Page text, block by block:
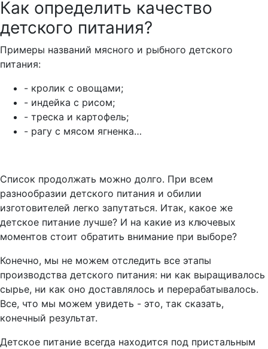
Как определить качество
детского питания?
Примеры названий мясного и рыбного детского
питания:
- кролик с овощами;
- индейка с рисом;
- треска и картофель;
- рагу с мясом ягненка…
Список продолжать можно долго. При всем
разнообразии детского питания и обилии
изготовителей легко запутаться. Итак, какое же
детское питание лучше? И на какие из ключевых
моментов стоит обратить внимание при выборе?
Конечно, мы не можем отследить все этапы
производства детского питания: ни как выращивалось
сырье, ни как оно доставлялось и перерабатывалось.
Все, что мы можем увидеть - это, так сказать,
конечный результат.
Детское питание всегда находится под пристальным